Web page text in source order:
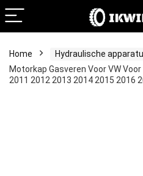
Home Hydraulische
Motorkap Gasveren Voor VW Voor
2011 2012 2013 2014 2015 2016